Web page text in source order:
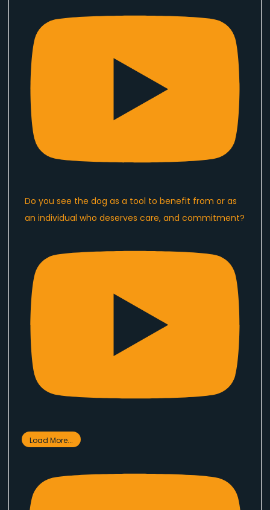
Do you see the dog as a tool to benefit from or as
an individual who deserves care, and commitment?
Load More...